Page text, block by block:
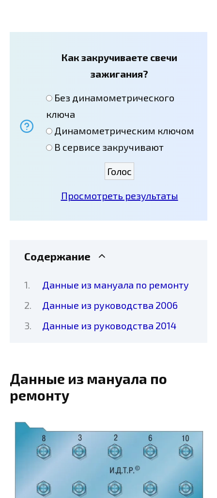
Как закручиваете свечи
зажигания?
Без динамометрического
ключа
Динамометрическим ключом
В сервисе закручивают
Просмотреть результаты
Содержание
Данные из мануала по ремонту
Данные из руководства 2006
Данные из руководства 2014
Данные из мануала по
ремонту